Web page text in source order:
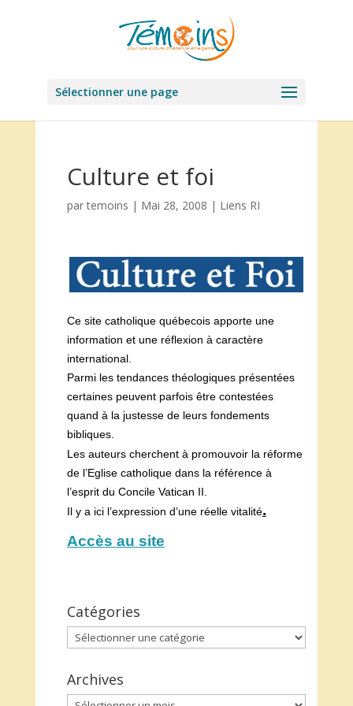
Sélectionner une page
Culture et foi
partemoins | Mai 28, 2008 | Liens RI
Ce site catholique québecois apporte une
information et une réflexion à caractère
international.
Parmi les tendances théologiques présentées
certaines peuvent parfois être contestées
quand à la justesse de leurs fondements
bibliques.
Les auteurs cherchent à promouvoir la réforme
de l’Eglise catholique dans la référence à
l’esprit du Concile Vatican II.
Il y a ici l’expression d’une réelle vitalité.
Accès au site
Catégories
Catégories
Archives
Archives